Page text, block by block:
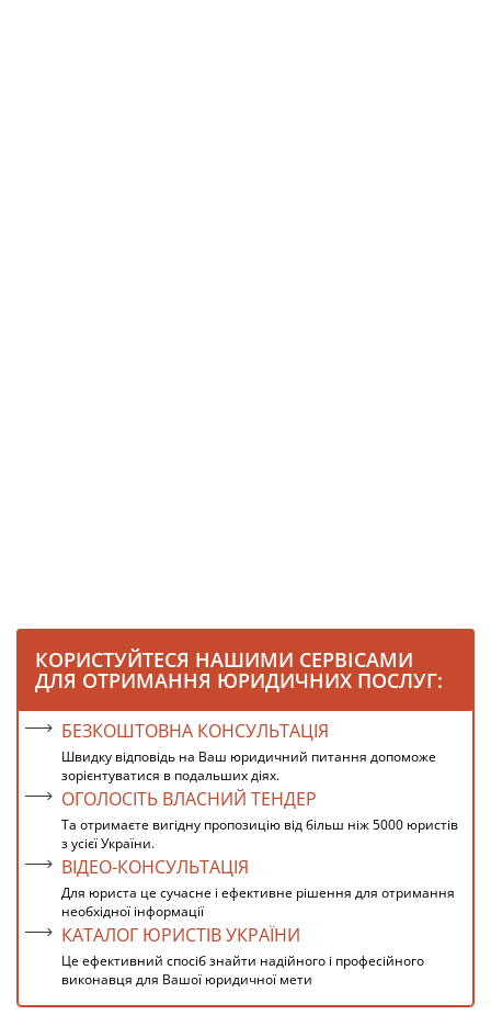
КОРИСТУЙТЕСЯ НАШИМИ СЕРВІСАМИ
ДЛЯ ОТРИМАННЯ ЮРИДИЧНИХ ПОСЛУГ:
БЕЗКОШТОВНА КОНСУЛЬТАЦІЯ
Швидку відповідь на Ваш юридичний питання допоможе
зорієнтуватися в подальших діях.
ОГОЛОСІТЬ ВЛАСНИЙ ТЕНДЕР
Та отримаєте вигідну пропозицію від більш ніж 5000 юристів
з усієї України.
ВІДЕО-КОНСУЛЬТАЦІЯ
Для юриста це сучасне і ефективне рішення для отримання
необхідної інформації
КАТАЛОГ ЮРИСТІВ УКРАЇНИ
Це ефективний спосіб знайти надійного і професійного
виконавця для Вашої юридичної мети